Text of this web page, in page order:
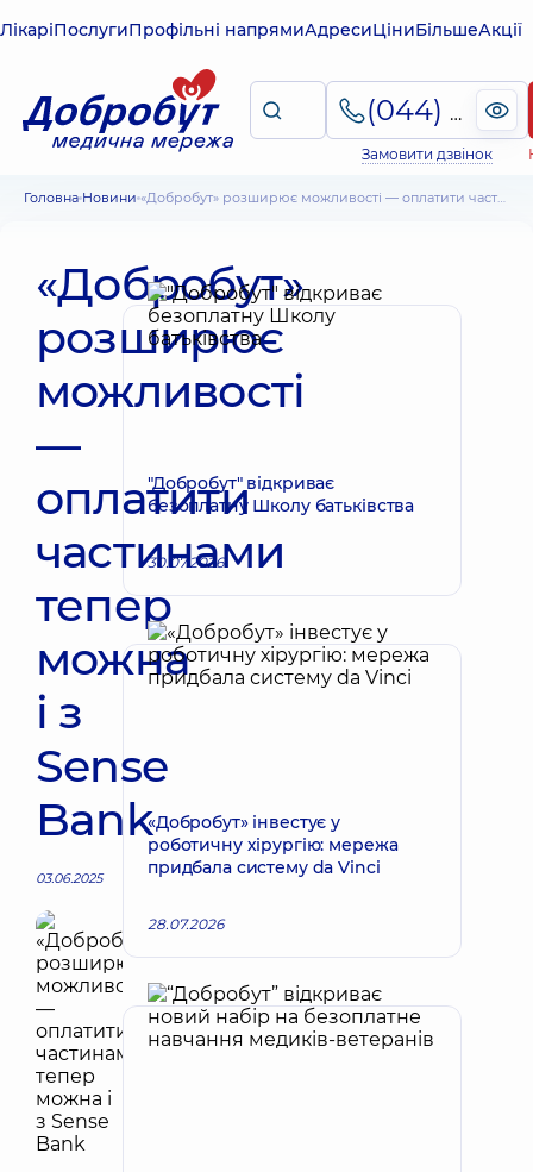
ЛікаріПослугиПрофільні напрямиАдресиЦіниБільшеАкції
(044) 495-2-888
Замовити дзвінок
Головна Новини «Добробут» розширює можливості — оплатити частинами тепер можна і з Sense Bank
«Добробут»
розширює
можливості
—
оплатити
частинами
тепер
можна
і з
Sense
Bank
03.06.2025
"Добробут" відкриває
безоплатну Школу батьківства
30.07.2026
«Добробут» інвестує у
роботичну хірургію: мережа
придбала систему da Vinci
28.07.2026